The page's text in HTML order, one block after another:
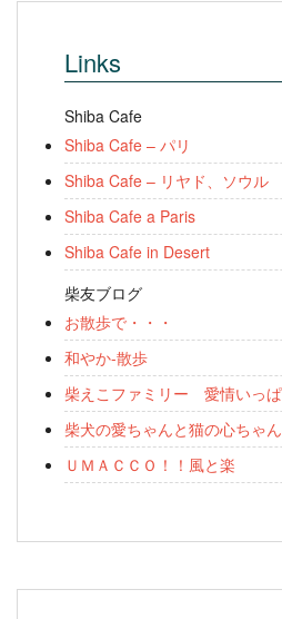
Links
Shiba Cafe
Shiba Cafe – パリ
Shiba Cafe – リヤド、ソウル
Shiba Cafe a Paris
Shiba Cafe in Desert
柴友ブログ
お散歩で・・・
和やか-散歩
柴えこファミリー 愛情いっ
柴犬の愛ちゃんと猫の心ちゃ
ＵＭＡＣＣＯ！！風と楽